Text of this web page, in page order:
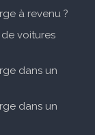
à revenu ?
voitures
dans un
dans un